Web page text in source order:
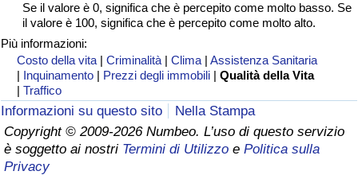
Se il valore è 0, significa che è percepito come molto basso. Se
il valore è 100, significa che è percepito come molto alto.
Più informazioni:
Costo della vita |Criminalità |Clima |Assistenza Sanitaria
| Inquinamento | Prezzi degli immobili |Qualità della Vita
|Traffico
Informazioni su questo sito
Nella Stampa
Copyright © 2009-2026 Numbeo. L’uso di questo servizio
è soggetto ai nostri Termini di Utilizzo e Politica sulla
Privacy
Inquinamento
Indice dell’Inquinamento (Corrente)
Indice di inquinamento
Indice dell’Inquinamento per Nazione